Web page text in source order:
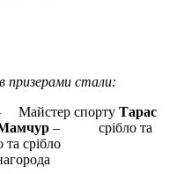
призерами стали:
спорту Тарас
– срібло та
та срібло